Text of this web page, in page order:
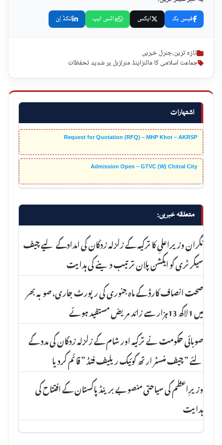
اشتہارات
Request for Quotation (RFQ) – MHP Khot – AKRSP
Admission Open – GTVC (W) Chitral City
متعلقہ خبریں:
نگران وزیراعلیِ کا ترکیہ کے زلزلہ زدگان کی امدادکے لیے چیف
سیکرٹری کو ایکشن پلان ترتیب دینے کی ہدایت
صحت انصاف کارڈ کے ماہ جنوری کی رپورٹ جاری، صوبہ بھر
میں 1لاکھ 13ہزار سے زائد مریض مستفید ہوئے
صوبائی حکومت نے ترکیہ اور شام کے زلزلہ زدگان کی مدد کے
لئے ” چیف منسٹر ارتھ کوئیک ریلیف فنڈ ” قائم کردیا
وزیرِاعظم کی سیاحتی منصوبے برینڈ پاکستان کے افتتاح کی
ہدایت
فیس بک ایکس واٹس ایپ لنکڈ اِن
تازہ ترین,جنرل خبریں
جماعت اسلامی کا مائنزاینڈ منرلزبل پر شدید تحفظات